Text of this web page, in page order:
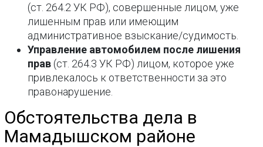
(ст. 264.2 УК РФ), совершенные лицом, уже
лишенным прав или имеющим
административное взыскание/судимость.
Управление автомобилем после лишения
прав (ст. 264.3 УК РФ) лицом, которое уже
привлекалось к ответственности за это
правонарушение.
Обстоятельства дела в
Мамадышском районе